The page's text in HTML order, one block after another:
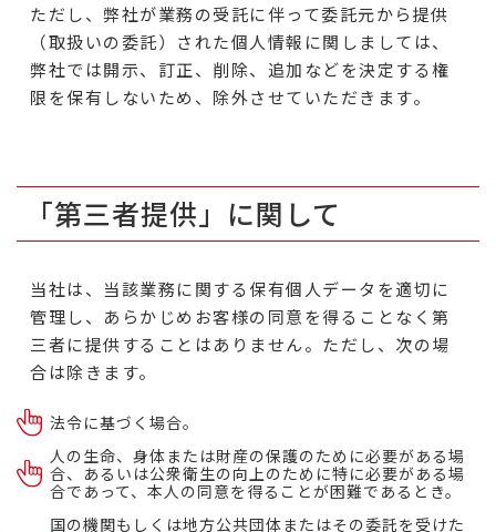
ただし、弊社が業務の受託に伴って委託元から提供
（取扱いの委託）された個人情報に関しましては、
弊社では開示、訂正、削除、追加などを決定する権
限を保有しないため、除外させていただきます。
「第三者提供」に関して
当社は、当該業務に関する保有個人データを適切に
管理し、あらかじめお客様の同意を得ることなく第
三者に提供することはありません。ただし、次の場
合は除きます。
法令に基づく場合。
人の生命、身体または財産の保護のために必要がある場
合、あるいは公衆衛生の向上のために特に必要がある場
合であって、本人の同意を得ることが困難であるとき。
国の機関もしくは地方公共団体またはその委託を受けた